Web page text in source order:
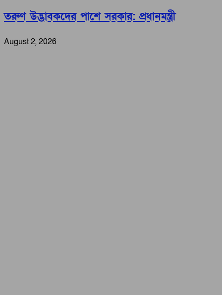
তরুণ উদ্ভাবকদের পাশে সরকার: প্রধানমন্ত্রী
August 2, 2026